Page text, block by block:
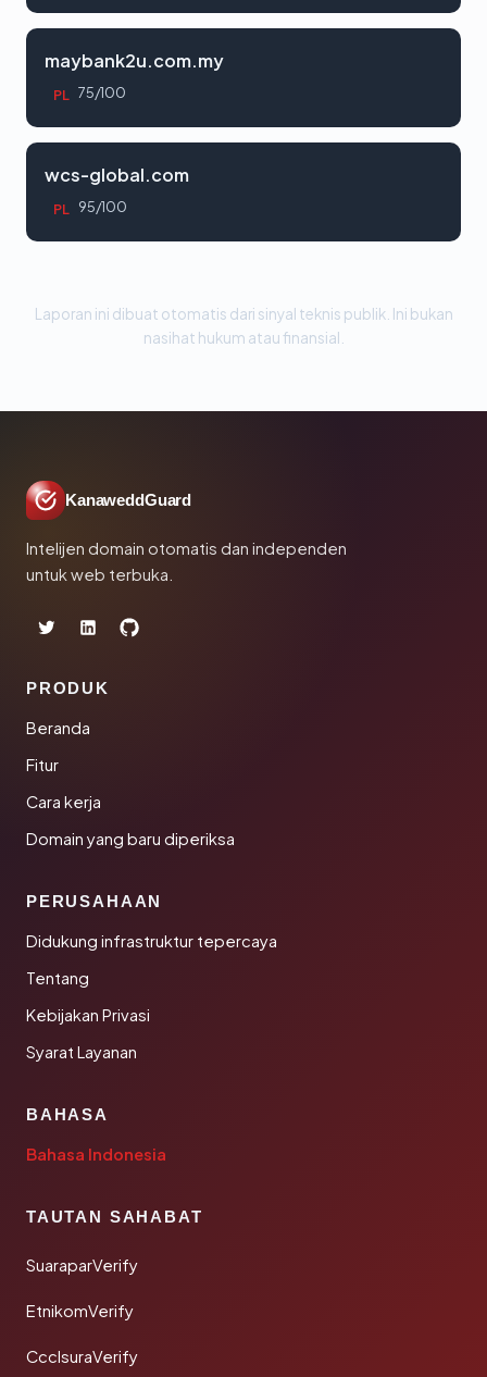
maybank2u.com.my
PL 75/100
wcs-global.com
PL 95/100
Laporan ini dibuat otomatis dari sinyal teknis publik. Ini bukan
nasihat hukum atau finansial.
KanaweddGuard
Intelijen domain otomatis dan independen
untuk web terbuka.
PRODUK
Beranda
Fitur
Cara kerja
Domain yang baru diperiksa
PERUSAHAAN
Didukung infrastruktur tepercaya
Tentang
Kebijakan Privasi
Syarat Layanan
BAHASA
Bahasa Indonesia
TAUTAN SAHABAT
SuaraparVerify
EtnikomVerify
CcclsuraVerify